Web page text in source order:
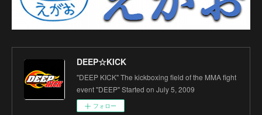
DEEP☆KICK
"DEEP KICK" The kickboxing field of the MMA fight
event "DEEP" Started on July 5, 2009
フォロー